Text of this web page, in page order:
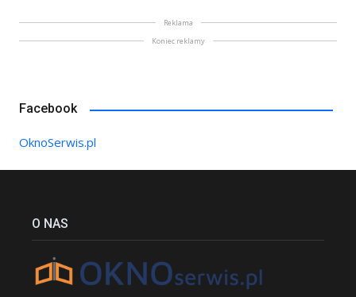
Reklama
Koniec reklamy
Facebook
OknoSerwis.pl
O NAS